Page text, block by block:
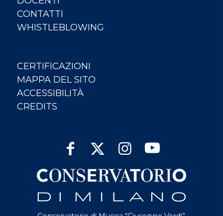
CONTATTI
WHISTLEBLOWING
CERTIFICAZIONI
MAPPA DEL SITO
ACCESSIBILITÀ
CREDITS